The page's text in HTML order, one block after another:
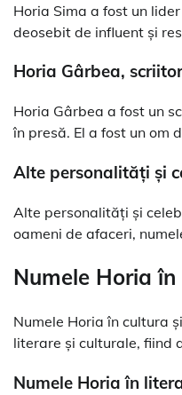
Horia Sima a fost un
deosebit de influent și
Horia Gârbea,
Horia Gârbea a fost un
în presă. El a fost un
Alte personalități și
Alte personalități și
oameni de afaceri,
Numele Horia
Numele Horia în cultura
literare și culturale, fiind
Numele Horia în